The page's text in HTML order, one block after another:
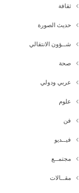
ثقافة
حديث الصورة
شــؤون الانتقالي
صحة
عربي ودولي
علوم
فن
فيــديو
مجتمــع
مقــالات